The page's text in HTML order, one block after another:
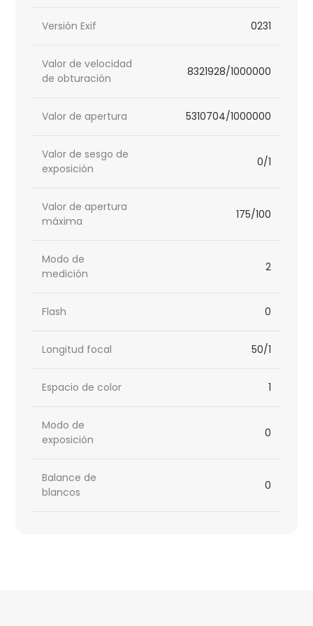
Versión Exif 0231
Valor de velocidad
de obturación
8321928/1000000
Valor de apertura 5310704/1000000
Valor de sesgo de
exposición
0/1
Valor de apertura
máxima
175/100
Modo de
medición
2
Flash 0
Longitud focal 50/1
Espacio de color 1
Modo de
exposición
0
Balance de
blancos
0